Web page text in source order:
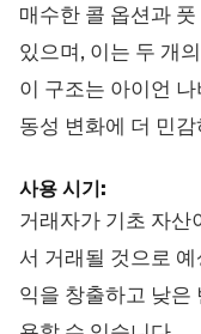
매수한 콜 옵션과
있으며, 이는 두 개
이 구조는 아이언
동성 변화에 더 민
사용 시기:
거래자가 기초 자산
서 거래될 것으로
익을 창출하고 낮은